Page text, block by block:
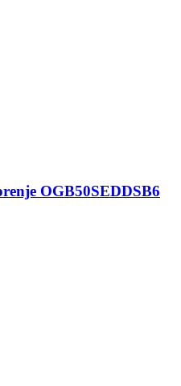
OGB50SEDDSB6